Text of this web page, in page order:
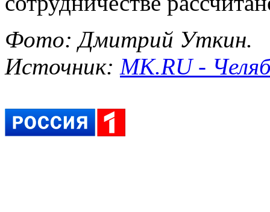
Фото: Дмитрий Уткин.
Источник: МК.RU -